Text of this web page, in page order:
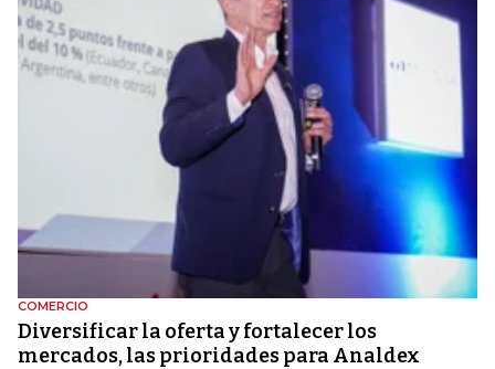
COMERCIO
Diversificar la oferta y fortalecer los
mercados, las prioridades para Analdex